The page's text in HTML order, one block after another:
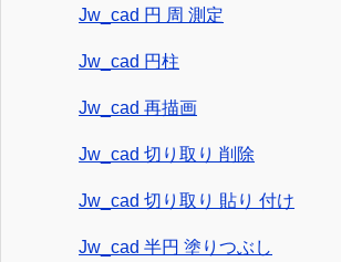
Jw_cad 円 周 測定
Jw_cad 円柱
Jw_cad 再描画
Jw_cad 切り取り 削除
Jw_cad 切り取り 貼り 付け
Jw_cad 半円 塗りつぶし